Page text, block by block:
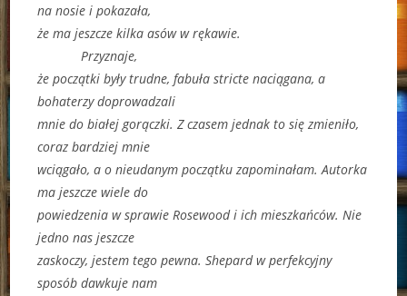
na nosie i pokazała,
że ma jeszcze kilka asów w rękawie.
Przyznaje,
że początki były trudne, fabuła stricte naciągana, a
bohaterzy doprowadzali
mnie do białej gorączki. Z czasem jednak to się zmieniło,
coraz bardziej mnie
wciągało, a o nieudanym początku zapominałam. Autorka
ma jeszcze wiele do
powiedzenia w sprawie Rosewood i ich mieszkańców. Nie
jedno nas jeszcze
zaskoczy, jestem tego pewna. Shepard w perfekcyjny
sposób dawkuje nam